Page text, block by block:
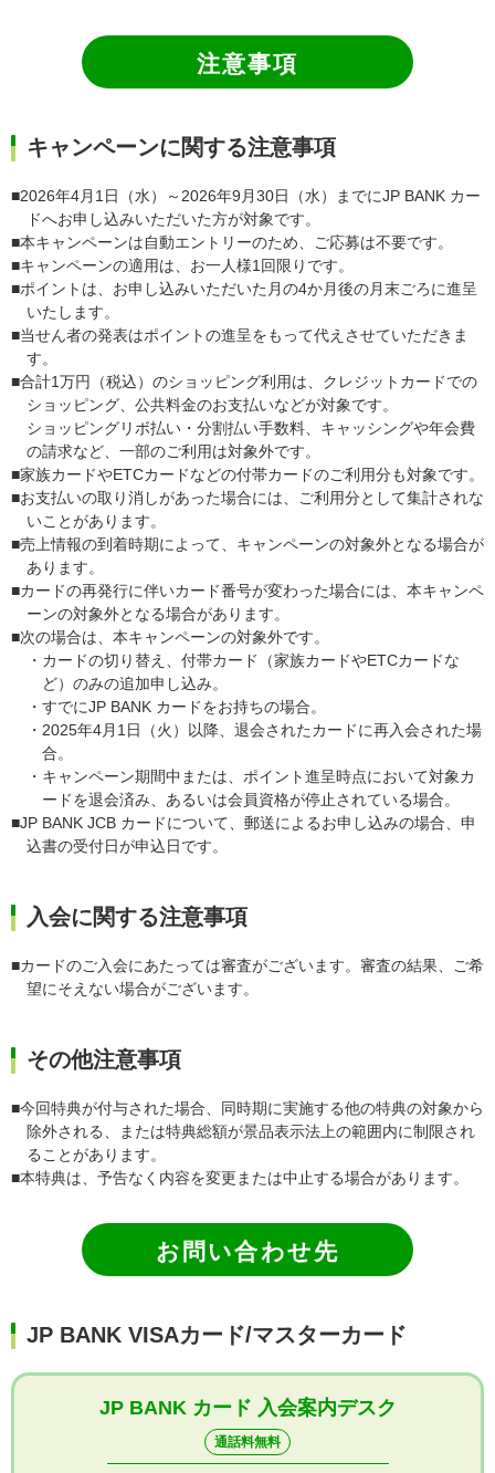
注意事項
キャンペーンに関する注意事項
■2026年4月1日（水）～2026年9月30日（水）までにJP BANK カー
ドへお申し込みいただいた方が対象です。
■本キャンペーンは自動エントリーのため、ご応募は不要です。
■キャンペーンの適用は、お一人様1回限りです。
■ポイントは、お申し込みいただいた月の4か月後の月末ごろに進呈
いたします。
■当せん者の発表はポイントの進呈をもって代えさせていただきま
す。
■合計1万円（税込）のショッピング利用は、クレジットカードでの
ショッピング、公共料金のお支払いなどが対象です。
ショッピングリボ払い・分割払い手数料、キャッシングや年会費
の請求など、一部のご利用は対象外です。
■家族カードやETCカードなどの付帯カードのご利用分も対象です。
■お支払いの取り消しがあった場合には、ご利用分として集計されな
いことがあります。
■売上情報の到着時期によって、キャンペーンの対象外となる場合が
あります。
■カードの再発行に伴いカード番号が変わった場合には、本キャンペ
ーンの対象外となる場合があります。
■次の場合は、本キャンペーンの対象外です。
・カードの切り替え、付帯カード（家族カードやETCカードな
ど）のみの追加申し込み。
・すでにJP BANK カードをお持ちの場合。
・2025年4月1日（火）以降、退会されたカードに再入会された場
合。
・キャンペーン期間中または、ポイント進呈時点において対象カ
ードを退会済み、あるいは会員資格が停止されている場合。
■JP BANK JCB カードについて、郵送によるお申し込みの場合、申
込書の受付日が申込日です。
入会に関する注意事項
■カードのご入会にあたっては審査がございます。審査の結果、ご希
望にそえない場合がございます。
その他注意事項
■今回特典が付与された場合、同時期に実施する他の特典の対象から
除外される、または特典総額が景品表示法上の範囲内に制限され
ることがあります。
■本特典は、予告なく内容を変更または中止する場合があります。
お問い合わせ先
JP BANK VISAカード/マスターカード
JP BANK カード 入会案内デスク
通話料無料